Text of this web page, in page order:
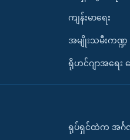
ကျန်းမာရေး
အမျိုးသမီးကဏ္ဍ
ရိုဟင်ဂျာအရေး
ရုပ်ရှင်ထဲက အင်္ဂ